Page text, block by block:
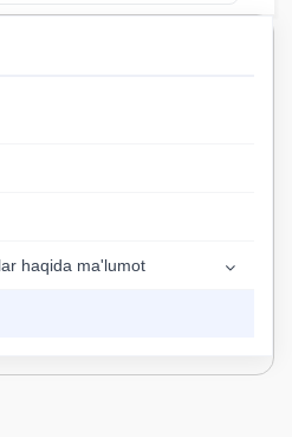
haqida ma'lumot